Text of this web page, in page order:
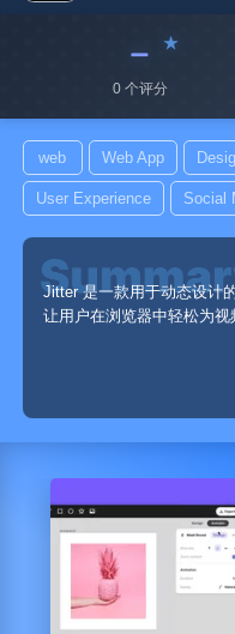
﹣
0 个评分
web Web App
User Experience Social
Jitter 是一款用于动态设计
让用户在浏览器中轻松为视